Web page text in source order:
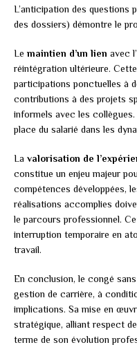
L’anticipation des questions
des dossiers) démontre le
Le maintien d’un lien avec
réintégration ultérieure.
participations ponctuelles à
contributions à des projets
informels avec les
place du salarié dans les
La valorisation de
constitue un enjeu majeur
compétences développées,
réalisations accomplies
le parcours professionnel.
interruption temporaire en
travail.
En conclusion, le congé
gestion de carrière, à
implications. Sa mise en
stratégique, alliant respect
terme de son évolution